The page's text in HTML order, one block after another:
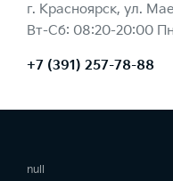
г. Красноярск, ул.
Вт-Сб: 08:20-20:00
+7 (391) 257-78-88
null